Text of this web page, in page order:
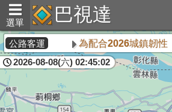
選單 巴視達
公路客運 為配合2026城鎮韌性
2026-08-08(六) 02:45:02